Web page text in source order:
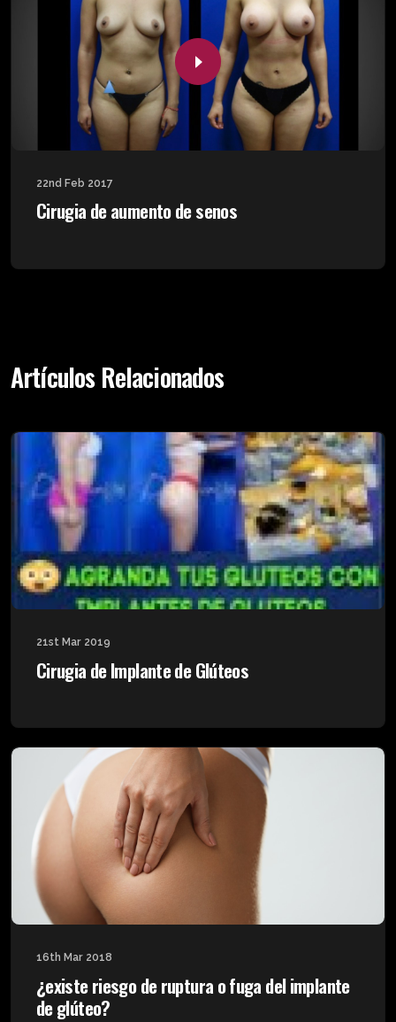
22nd Feb 2017
Cirugia de aumento de senos
Artículos Relacionados
21st Mar 2019
Cirugia de Implante de Glúteos
16th Mar 2018
¿existe riesgo de ruptura o fuga del implante
de glúteo?